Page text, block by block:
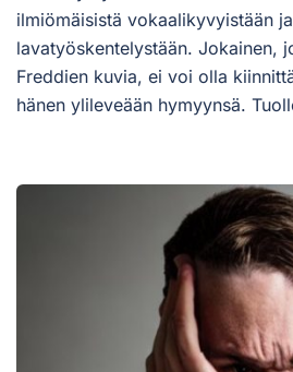
ilmiömäisistä vokaalikyvyistään
lavatyöskentelystään. Jokainen,
Freddien kuvia, ei voi olla
hänen ylileveään hymyynsä.